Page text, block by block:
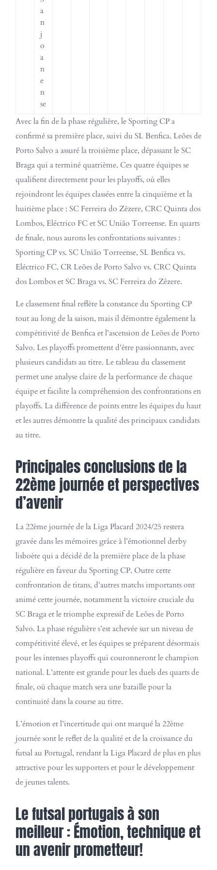
a
n
j
o
a
n
e
n
se
Avec la fin de la phase régulière, le Sporting CP a
confirmé sa première place, suivi du SL Benfica. Leões de
Porto Salvo a assuré la troisième place, dépassant le SC
Braga qui a terminé quatrième. Ces quatre équipes se
qualifient directement pour les playoffs, où elles
rejoindront les équipes classées entre la cinquième et la
huitième place : SC Ferreira do Zêzere, CRC Quinta dos
Lombos, Eléctrico FC et SC União Torreense. En quarts
de finale, nous aurons les confrontations suivantes :
Sporting CP vs. SC União Torreense, SL Benfica vs.
Eléctrico FC, CR Leões de Porto Salvo vs. CRC Quinta
dos Lombos et SC Braga vs. SC Ferreira do Zêzere.
Le classement final reflète la constance du Sporting CP
tout au long de la saison, mais il démontre également la
compétitivité de Benfica et l’ascension de Leões de Porto
Salvo. Les playoffs promettent d’être passionnants, avec
plusieurs candidats au titre. Le tableau du classement
permet une analyse claire de la performance de chaque
équipe et facilite la compréhension des confrontations en
playoffs. La différence de points entre les équipes du haut
et les autres démontre la qualité des principaux candidats
au titre.
Principales conclusions de la
22ème journée et perspectives
d’avenir
La 22ème journée de la Liga Placard 2024/25 restera
gravée dans les mémoires grâce à l’émotionnel derby
lisboète qui a décidé de la première place de la phase
régulière en faveur du Sporting CP. Outre cette
confrontation de titans, d’autres matchs importants ont
animé cette journée, notamment la victoire cruciale du
SC Braga et le triomphe expressif de Leões de Porto
Salvo. La phase régulière s’est achevée sur un niveau de
compétitivité élevé, et les équipes se préparent désormais
pour les intenses playoffs qui couronneront le champion
national. L’attente est grande pour les duels des quarts de
finale, où chaque match sera une bataille pour la
continuité dans la course au titre.
L’émotion et l’incertitude qui ont marqué la 22ème
journée sont le reflet de la qualité et de la croissance du
futsal au Portugal, rendant la Liga Placard de plus en plus
attractive pour les supporters et pour le développement
de jeunes talents.
Le futsal portugais à son
meilleur : Émotion, technique et
un avenir prometteur!